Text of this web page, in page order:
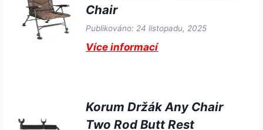
Chair
Publikováno: 24 listopadu, 2025
Více informací
Korum Držák Any Chair
Two Rod Butt Rest